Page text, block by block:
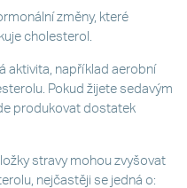
změny, které
cholesterol.
aktivita, například aerobní
Pokud žijete sedavým
produkovat dostatek
stravy mohou zvyšovat
nejčastěji se jedná o: